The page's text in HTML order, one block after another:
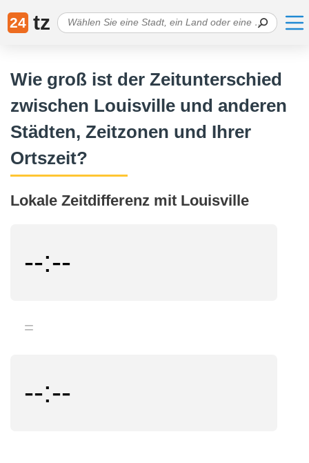
24 tz
Wie groß ist der Zeitunterschied
zwischen Louisville und anderen
Städten, Zeitzonen und Ihrer
Ortszeit?
Lokale Zeitdifferenz mit Louisville
--:--
=
--:--